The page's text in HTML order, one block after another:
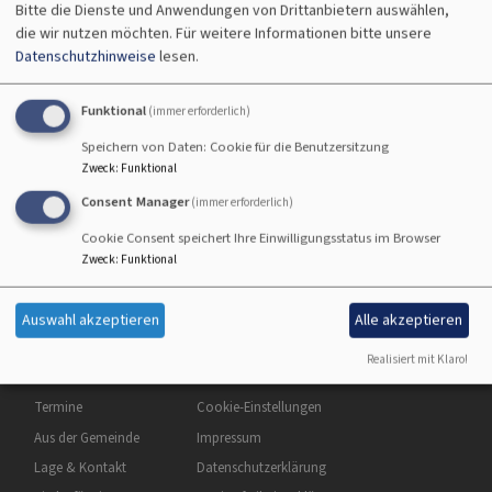
St. Oswald
Sanierung Oswaldkirche
2020- bis heute
bis
Termine
Aus der Gemeinde
Lage & Kontakt
Cookie-Einstellungen
Impressum
Datenschutzerklärung
Benutzermenü
Bitte die Dienste und Anwendungen von Drittanbietern auswählen,
die wir nutzen möchten. Für weitere Informationen bitte unsere
Datenschutzhinweise lesen.
Funktional (immer erforderlich)
Speichern von Daten: Cookie für die Benutzersitzung
Zweck: Funktional
Consent Manager (immer erforderlich)
Cookie Consent speichert Ihre Einwilligungsstatus im Browser
Zweck: Funktional
Auswahl akzeptieren Alle akzeptieren
Realisiert mit Klaro!